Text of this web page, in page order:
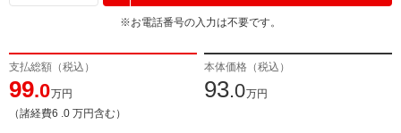
※お電話番号の入力は不要です。
支払総額（税込）
99.0万円
（諸経費6 .0 万円含む）
本体価格（税込）
93.0万円